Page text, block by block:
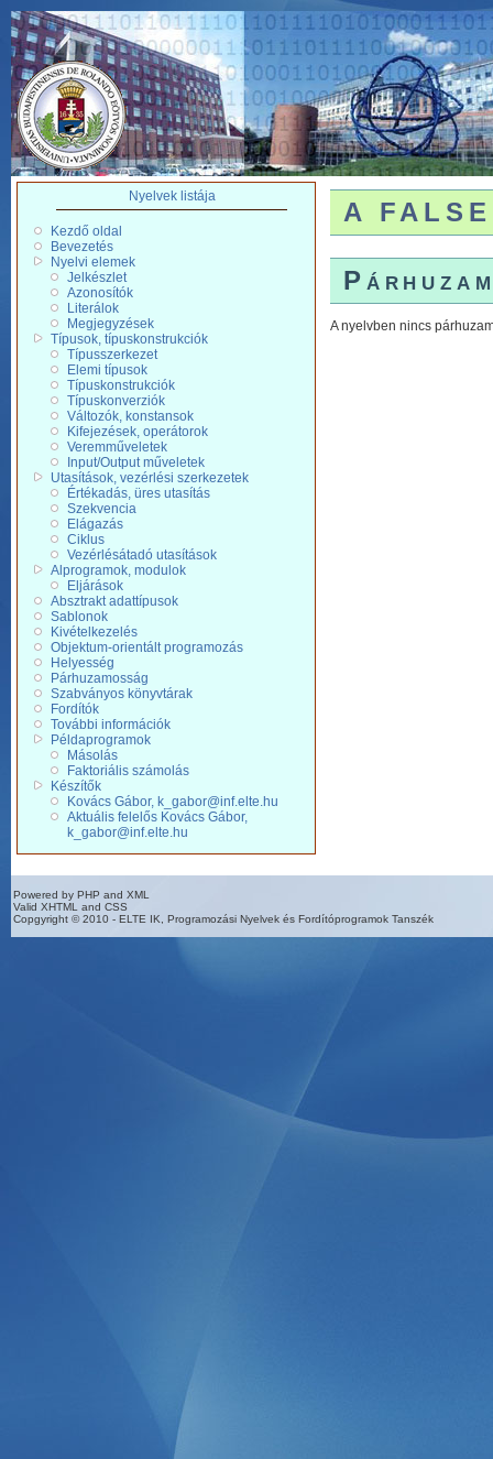
Nyelvek listája
Kezdő oldal
Bevezetés
Nyelvi elemek
Jelkészlet
Azonosítók
Literálok
Megjegyzések
Típusok, típuskonstrukciók
Típusszerkezet
Elemi típusok
Típuskonstrukciók
Típuskonverziók
Változók, konstansok
Kifejezések, operátorok
Veremműveletek
Input/Output műveletek
Utasítások, vezérlési szerkezetek
Értékadás, üres utasítás
Szekvencia
Elágazás
Ciklus
Vezérlésátadó utasítások
Alprogramok, modulok
Eljárások
Absztrakt adattípusok
Sablonok
Kivételkezelés
Objektum-orientált programozás
Helyesség
Párhuzamosság
Szabványos könyvtárak
Fordítók
További információk
Példaprogramok
Másolás
Faktoriális számolás
Készítők
Kovács Gábor, k_gabor@inf.elte.hu
Aktuális felelős Kovács Gábor,
k_gabor@inf.elte.hu
A
A nyelvben nincs
Powered by PHP and XML
Valid XHTML and CSS
Copgyright © 2010 - ELTE IK, Programozási Nyelvek és Fordítóprogramok Tanszék